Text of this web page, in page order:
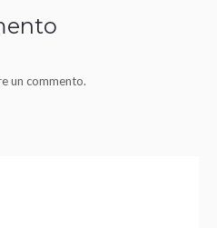
un commento.